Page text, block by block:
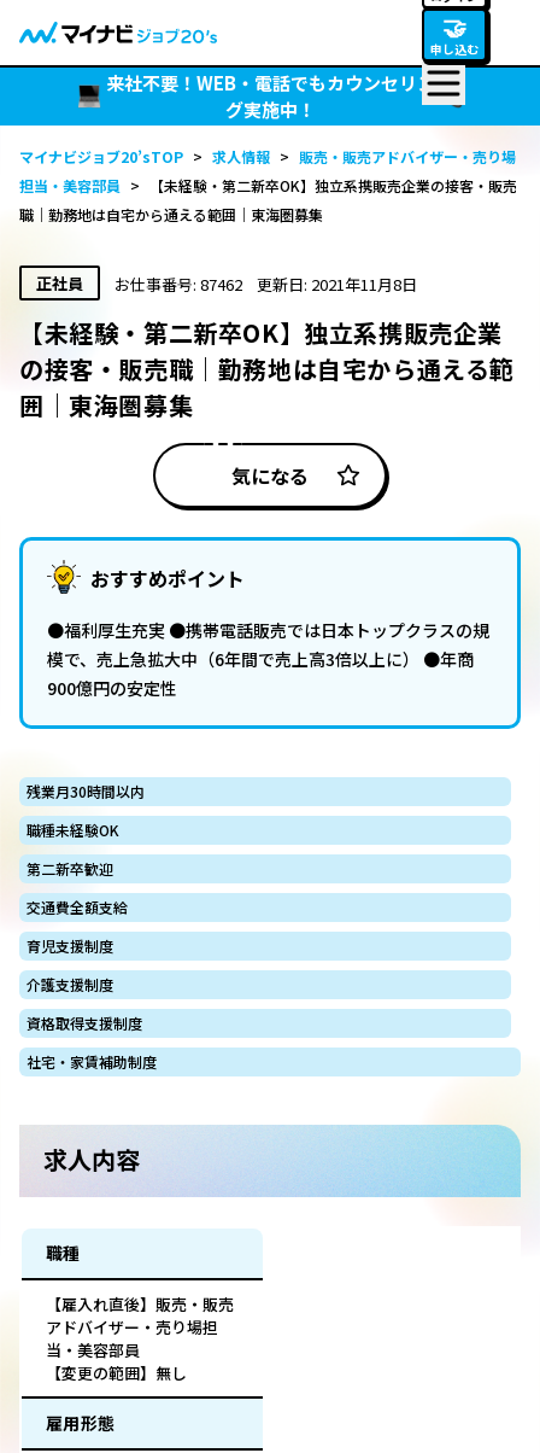
🤝
申し込む
来社不要！WEB・電話でもカウンセリン
グ実施中！
マイナビジョブ20’sTOP > 求人情報 > 販売・販売アドバイザー・売り場
担当・美容部員 >
【未経験・第二新卒OK】独立系携販売企業の接客・販売
職｜勤務地は自宅から通える範囲｜東海圏募集
正社員 お仕事番号: 87462 更新日: 2021年11月8日
【未経験・第二新卒OK】独立系携販売企業
の接客・販売職｜勤務地は自宅から通える範
囲｜東海圏募集
気になる
おすすめポイント
●福利厚生充実 ●携帯電話販売では日本トップクラスの規
模で、売上急拡大中（6年間で売上高3倍以上に） ●年商
900億円の安定性
残業月30時間以内
職種未経験OK
第二新卒歓迎
交通費全額支給
育児支援制度
介護支援制度
資格取得支援制度
社宅・家賃補助制度
求人内容
職種
【雇入れ直後】販売・販売
アドバイザー・売り場担
当・美容部員
【変更の範囲】無し
雇用形態